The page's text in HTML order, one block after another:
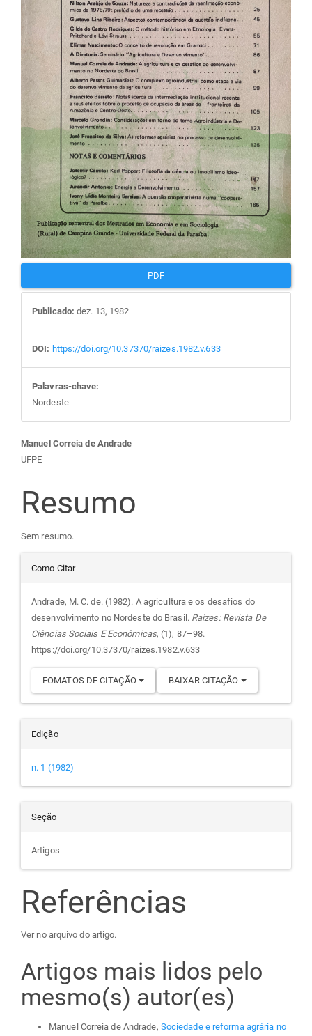
PDF
Publicado: dez. 13, 1982
DOI: https://doi.org/10.37370/raizes.1982.v.633
Palavras-chave:
Nordeste
Conteúdo
do
artigo
principal
Manuel Correia de Andrade
UFPE
Resumo
Sem resumo.
Detalhes
do
artigo
Como Citar
Andrade, M. C. de. (1982). A agricultura e os desafios do
desenvolvimento no Nordeste do Brasil. Raízes: Revista De
Ciências Sociais E Econômicas, (1), 87–98.
https://doi.org/10.37370/raizes.1982.v.633
FOMATOS DE CITAÇÃO BAIXAR CITAÇÃO
Edição
n. 1 (1982)
Seção
Artigos
Referências
Ver no arquivo do artigo.
Artigos mais lidos pelo
mesmo(s) autor(es)
Manuel Correia de Andrade, Sociedade e reforma agrária no